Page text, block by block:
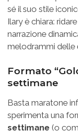
sé il suo stile
Ilary è chiara:
narrazione
melodrammi delle
Formato
settimane
Basta maratone
sperimenta una
settimane (o